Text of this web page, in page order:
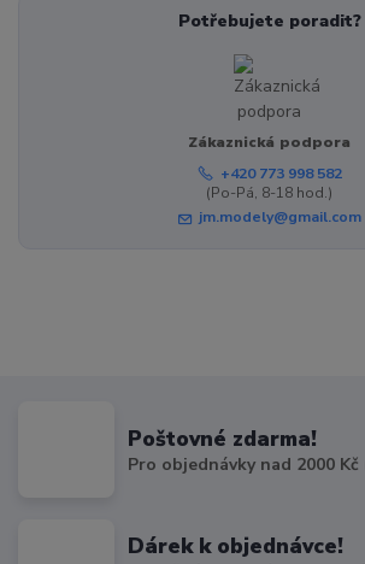
Potřebujete poradit?
Zákaznická podpora
+420 773 998 582
(Po-Pá, 8-18 hod.)
jm.modely@gmail.com
Poštovné zdarma!
Pro objednávky nad 2000
Dárek k objednávce!